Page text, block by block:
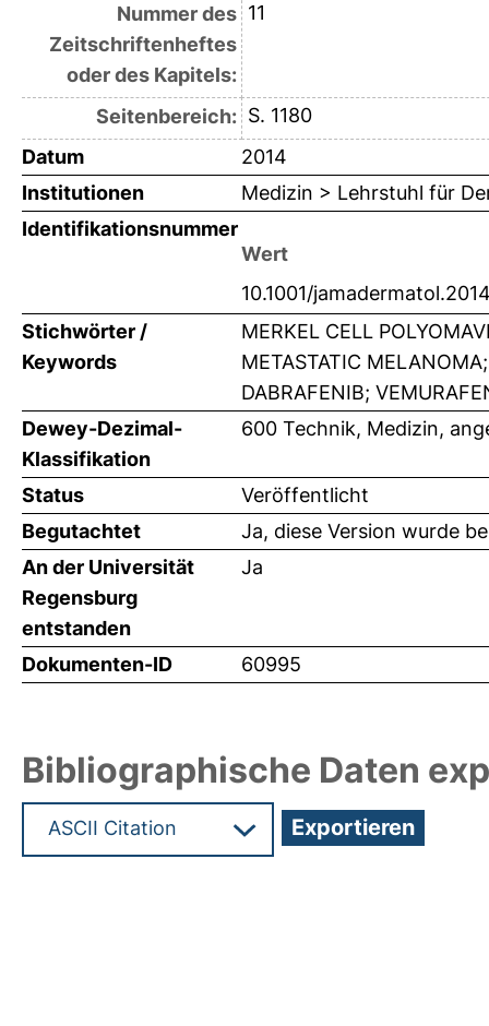
Nummer des
Zeitschriftenheftes
oder des Kapitels:
11
Seitenbereich: S. 1180
Datum
2014
Institutionen
Medizin > Lehrstuhl für
Identifikationsnummer
Wert
10.1001/
Stichwörter /
Keywords
MERKEL CELL
METASTATIC
DABRAFENIB;
Dewey-Dezimal-
Klassifikation
600 Technik, Medizin,
Status
Veröffentlicht
Begutachtet
Ja, diese Version wurde
An der Universität
Regensburg
entstanden
Ja
Dokumenten-ID 60995
Bibliographische Daten